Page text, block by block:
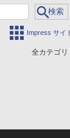
Impress サイ
全カテゴリ